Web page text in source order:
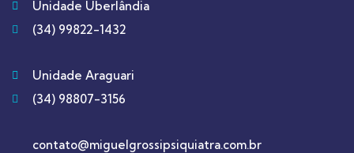
Unidade Uberlândia
(34) 99822-1432
Unidade Araguari
(34) 98807-3156
contato@miguelgrossipsiquiatra.com.br